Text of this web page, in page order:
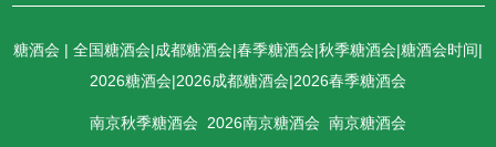
糖酒会 | 全国糖酒会|成都糖酒会|春季糖酒会|秋季糖酒会|糖酒会时间|
2026糖酒会|2026成都糖酒会|2026春季糖酒会
南京秋季糖酒会 2026南京糖酒会 南京糖酒会